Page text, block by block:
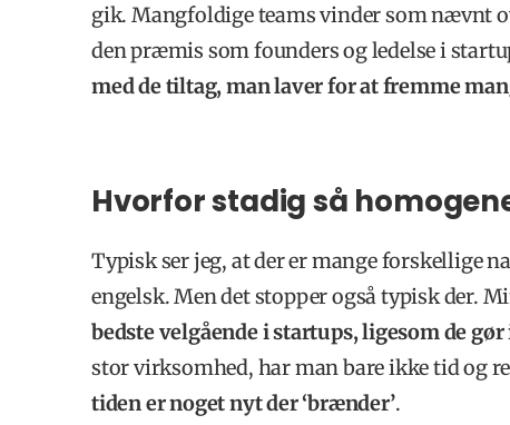
gik. Mangfoldige teams vinder som nævnt
den præmis som founders og ledelse i
med de tiltag, man laver for at fremme
Hvorfor stadig så
Typisk ser jeg, at der er mange forskellige
engelsk. Men det stopper også typisk der.
bedste velgående i startups, ligesom de
stor virksomhed, har man bare ikke tid og
tiden er noget nyt der ‘brænder’.